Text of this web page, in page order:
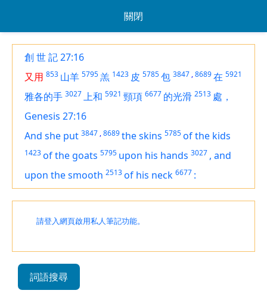
關閉
創 世 記 27:16
又用 853 山羊 5795羔 1423 皮 5785包 3847 ,8689在 5921
雅各的手 3027上和 5921 頸項 6677 的光滑 2513 處，
Genesis 27:16
And she put 3847 ,8689the skins 5785of the kids
1423of the goats 5795 upon his hands 3027 , and
upon the smooth 2513of his neck 6677 :
請登入網頁啟用私人筆記功能。
詞語搜尋